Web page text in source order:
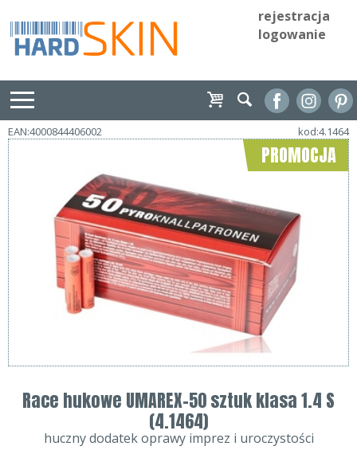
rejestracja
logowanie
EAN:4000844406002 kod:4.1464
PROMOCJA
Race hukowe UMAREX-50 sztuk klasa 1.4 S
(4.1464)
huczny dodatek oprawy imprez i uroczystości